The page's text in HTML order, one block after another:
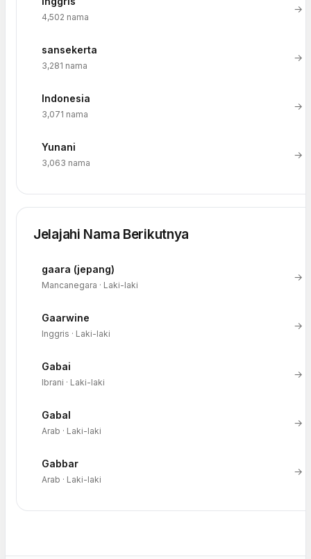
4,502 nama
→
sansekerta
3,281 nama
→
Indonesia
3,071 nama
→
Yunani
3,063 nama
→
Jelajahi Nama Berikutnya
gaara (jepang)
Mancanegara · Laki-laki
→
Gaarwine
Inggris · Laki-laki
→
Gabai
Ibrani · Laki-laki
→
Gabal
Arab · Laki-laki
→
Gabbar
Arab · Laki-laki
→